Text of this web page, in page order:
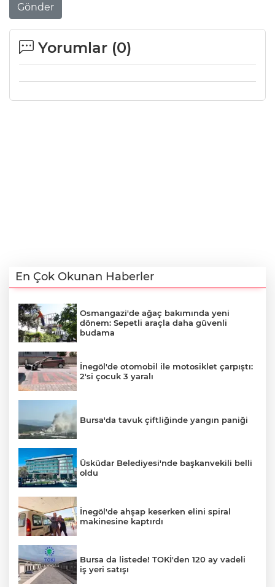
Gönder
Yorumlar (0)
En Çok Okunan Haberler
Osmangazi'de ağaç bakımında yeni
dönem: Sepetli araçla daha güvenli
budama
İnegöl'de otomobil ile motosiklet çarpıştı:
2'si çocuk 3 yaralı
Bursa'da tavuk çiftliğinde yangın paniği
Üsküdar Belediyesi'nde başkanvekili belli
oldu
İnegöl'de ahşap keserken elini spiral
makinesine kaptırdı
Bursa da listede! TOKİ'den 120 ay vadeli
iş yeri satışı